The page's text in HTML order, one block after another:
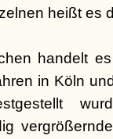
heißt es
handelt
in Köln